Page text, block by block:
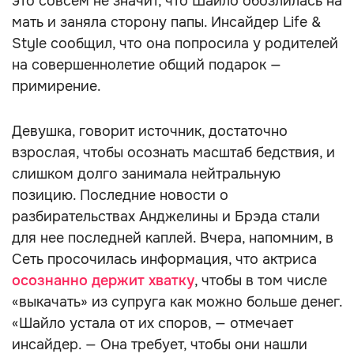
мать и заняла сторону папы. Инсайдер Life &
Style сообщил, что она попросила у родителей
на совершеннолетие общий подарок —
примирение.
Девушка, говорит источник, достаточно
взрослая, чтобы осознать масштаб бедствия, и
слишком долго занимала нейтральную
позицию. Последние новости о
разбирательствах Анджелины и Брэда стали
для нее последней каплей. Вчера, напомним, в
Сеть просочилась информация, что актриса
осознанно держит хватку, чтобы в том числе
«выкачать» из супруга как можно больше денег.
«Шайло устала от их споров, — отмечает
инсайдер. — Она требует, чтобы они нашли